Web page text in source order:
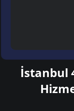
İstanbul